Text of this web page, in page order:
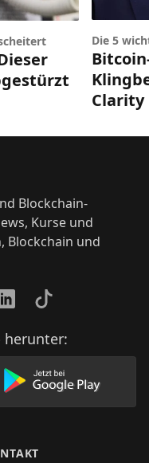
Die 5
Clarity
Blockchain-
Kurse und
Blockchain und
LinkedInTikTok
herunter:
AppStore herunter
Lade unsere